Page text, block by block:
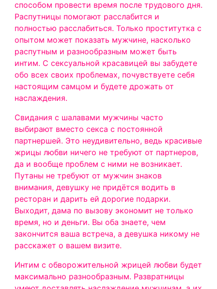
способом провести время после трудового дня.
Распутницы помогают расслабится и
полностью расслабиться. Только проститутка с
опытом может показать мужчине, насколько
распутным и разнообразным может быть
интим. С сексуальной красавицей вы забудете
обо всех своих проблемах, почувствуете себя
настоящим самцом и будете дрожать от
наслаждения.
Свидания с шалавами мужчины часто
выбирают вместо секса с постоянной
партнершей. Это неудивительно, ведь красивые
жрицы любви ничего не требуют от партнеров,
да и вообще проблем с ними не возникает.
Путаны не требуют от мужчин знаков
внимания, девушку не придётся водить в
ресторан и дарить ей дорогие подарки.
Выходит, дама по вызову экономит не только
время, но и деньги. Вы оба знаете, чем
закончится ваша встреча, а девушка никому не
расскажет о вашем визите.
Интим с обворожительной жрицей любви будет
максимально разнообразным. Развратницы